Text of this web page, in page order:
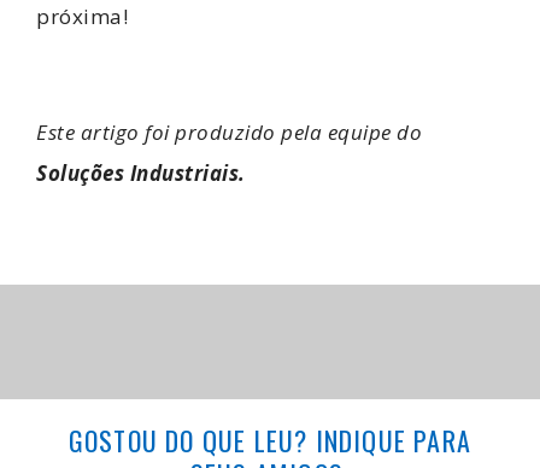
próxima!
Este artigo foi produzido pela equipe do
Soluções Industriais.
GOSTOU DO QUE LEU? INDIQUE PARA